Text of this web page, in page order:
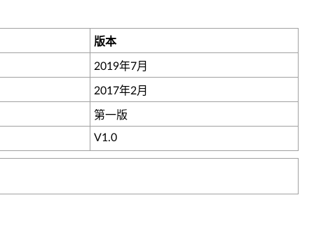
版本
2019年7月
2017年2月
第一版
V1.0